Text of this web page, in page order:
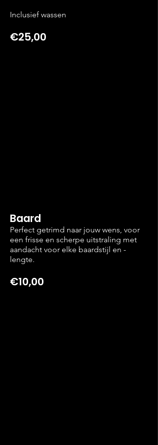
Inclusief wassen
€25,00
Baard
Perfect getrimd naar jouw wens, voor
een frisse en scherpe uitstraling met
aandacht voor elke baardstijl en -
lengte.
€10,00